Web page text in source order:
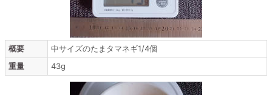
概要
中サイズのたまタマネギ1/4個
重量
43g